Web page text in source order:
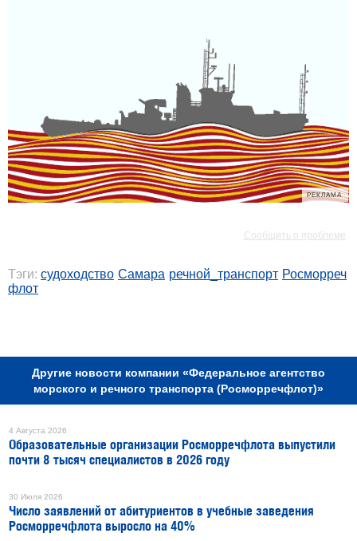
РЕКЛАМА
Сообщить о проблеме
Тэги: судоходство Самара речной_транспорт Росморреч
флот
Другие новости компании «Федеральное агентство
морского и речного транспорта (Росморречфлот)»
4 Августа 2026
Образовательные организации Росморречфлота выпустили
почти 8 тысяч специалистов в 2026 году
30 Июля 2026
Число заявлений от абитуриентов в учебные заведения
Росморречфлота выросло на 40%